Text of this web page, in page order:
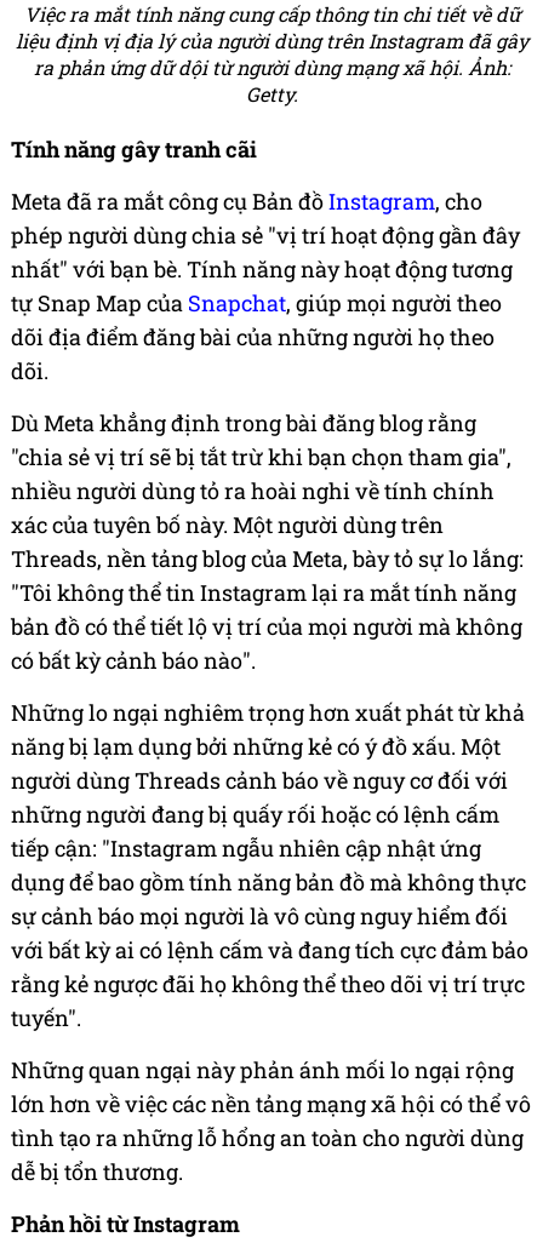
Việc ra mắt tính năng cung cấp thông tin chi tiết về dữ
liệu định vị địa lý của người dùng trên Instagram đã gây
ra phản ứng dữ dội từ người dùng mạng xã hội. Ảnh:
Getty.
Tính năng gây tranh cãi
Meta đã ra mắt công cụ Bản đồInstagram, cho
phép người dùng chia sẻ "vị trí hoạt động gần đây
nhất" với bạn bè. Tính năng này hoạt động tương
tự Snap Map của Snapchat, giúp mọi người theo
dõi địa điểm đăng bài của những người họ theo
dõi.
Dù Meta khẳng định trong bài đăng blog rằng
"chia sẻ vị trí sẽ bị tắt trừ khi bạn chọn tham gia",
nhiều người dùng tỏ ra hoài nghi về tính chính
xác của tuyên bố này. Một người dùng trên
Threads, nền tảng blog của Meta, bày tỏ sự lo lắng:
"Tôi không thể tin Instagram lại ra mắt tính năng
bản đồ có thể tiết lộ vị trí của mọi người mà không
có bất kỳ cảnh báo nào".
Những lo ngại nghiêm trọng hơn xuất phát từ khả
năng bị lạm dụng bởi những kẻ có ý đồ xấu. Một
người dùng Threads cảnh báo về nguy cơ đối với
những người đang bị quấy rối hoặc có lệnh cấm
tiếp cận: "Instagram ngẫu nhiên cập nhật ứng
dụng để bao gồm tính năng bản đồ mà không thực
sự cảnh báo mọi người là vô cùng nguy hiểm đối
với bất kỳ ai có lệnh cấm và đang tích cực đảm bảo
rằng kẻ ngược đãi họ không thể theo dõi vị trí trực
tuyến".
Những quan ngại này phản ánh mối lo ngại rộng
lớn hơn về việc các nền tảng mạng xã hội có thể vô
tình tạo ra những lỗ hổng an toàn cho người dùng
dễ bị tổn thương.
Phản hồi từ Instagram